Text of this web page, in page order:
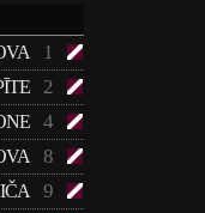
1
2
4
8
9